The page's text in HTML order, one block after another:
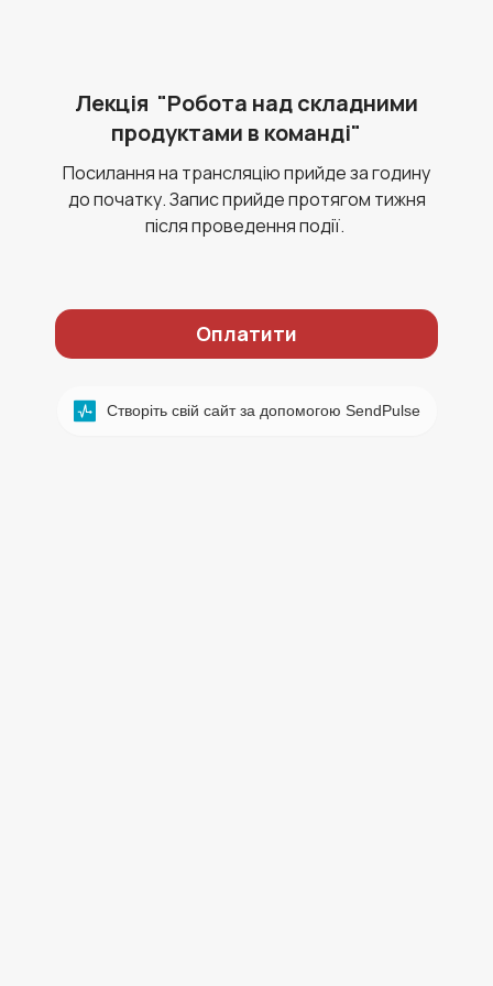
Лекція "Робота над складними
продуктами в команді"
Посилання на трансляцію прийде за годину
до початку. Запис прийде протягом тижня
після проведення події.
Оплатити
Створіть свій сайт за допомогою SendPulse